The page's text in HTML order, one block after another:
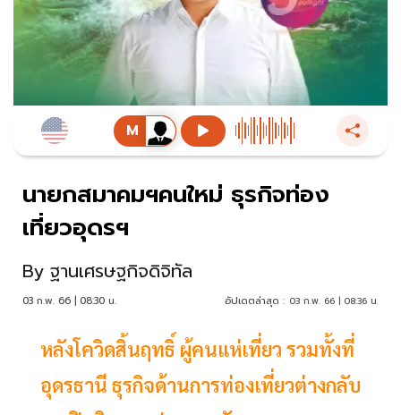
นายกสมาคมฯคนใหม่ ธุรกิจท่อง
เที่ยวอุดรฯ
By ฐานเศรษฐกิจดิจิทัล
03 ก.พ. 66 | 08:30 น. อัปเดตล่าสุด : 03 ก.พ. 66 | 08:36 น.
หลังโควิดสิ้นฤทธิ์ ผู้คนแห่เที่ยว รวมทั้งที่
อุดรธานี ธุรกิจด้านการท่องเที่ยวต่างกลับ